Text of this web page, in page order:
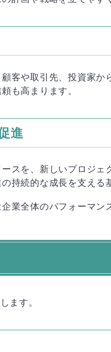
客や取引先、投資家
も高まります。
進
スを、新しいプロジ
持続的な成長を支える
業全体のパフォーマ
ます。